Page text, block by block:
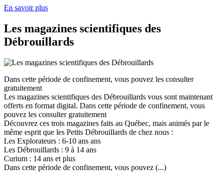
En savoir plus
Les magazines scientifiques des
Débrouillards
Dans cette période de confinement, vous pouvez les consulter
gratuitement
Les magazines scientifiques des Débrouillards vous sont maintenant
offerts en format digital. Dans cette période de confinement, vous
pouvez les consulter gratuitement
Découvrez ces trois magazines faits au Québec, mais animés par le
même esprit que les Petits Débrouillards de chez nous :
Les Explorateurs : 6-10 ans ans
Les Débrouillards : 9 à 14 ans
Curium : 14 ans et plus
Dans cette période de confinement, vous pouvez (...)